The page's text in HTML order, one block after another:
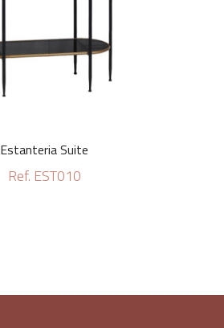
Estanteria Suite
Ref. EST010